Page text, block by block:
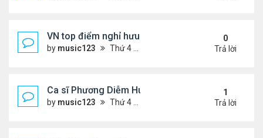
VN top điểm nghỉ hưu lý tưởng cho người Mỹ
by music123 Thứ 4 Tháng 8 05, 2026 6:46 pm
0
Trả lời
Ca sĩ Phương Diễm Huyền bị khởi tố
by music123 Thứ 4 Tháng 8 05, 2026 6:38 pm
1
Trả lời